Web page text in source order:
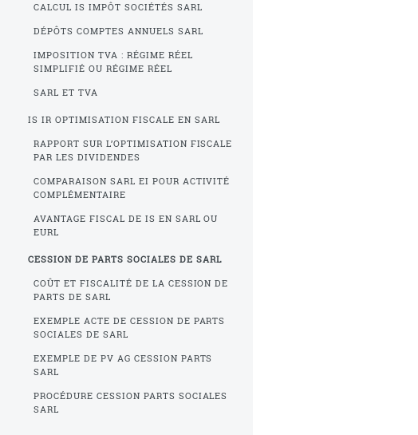
CALCUL IS IMPÔT SOCIÉTÉS SARL
DÉPÔTS COMPTES ANNUELS SARL
IMPOSITION TVA : RÉGIME RÉEL
SIMPLIFIÉ OU RÉGIME RÉEL
SARL ET TVA
IS IR OPTIMISATION FISCALE EN SARL
RAPPORT SUR L’OPTIMISATION FISCALE
PAR LES DIVIDENDES
COMPARAISON SARL EI POUR ACTIVITÉ
COMPLÉMENTAIRE
AVANTAGE FISCAL DE IS EN SARL OU
EURL
CESSION DE PARTS SOCIALES DE SARL
COÛT ET FISCALITÉ DE LA CESSION DE
PARTS DE SARL
EXEMPLE ACTE DE CESSION DE PARTS
SOCIALES DE SARL
EXEMPLE DE PV AG CESSION PARTS
SARL
PROCÉDURE CESSION PARTS SOCIALES
SARL